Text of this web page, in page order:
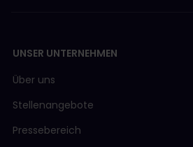
UNSER UNTERNEHMEN
Über uns
Stellenangebote
Pressebereich